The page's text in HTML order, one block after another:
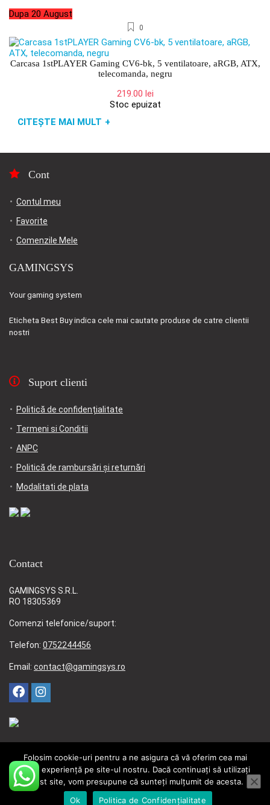
Dupa 20 August
0
Carcasa 1stPLAYER Gaming CV6-bk, 5 ventilatoare, aRGB, ATX,
telecomanda, negru
219.00 lei
Stoc epuizat
CITEȘTE MAI MULT +
Cont
Contul meu
Favorite
Comenzile Mele
GAMINGSYS
Your gaming system
Eticheta Best Buyindica cele mai cautate produse de catre clientii
nostri
Suport clienti
Politică de confidențialitate
Termeni si Conditii
ANPC
Politică de rambursări și returnări
Modalitati de plata
Contact
GAMINGSYS S.R.L.
RO 18305369
Comenzi telefonice/suport:
Telefon: 0752244456
Email: contact@gamingsys.ro
© 2006-2026 GamingSys CUI: 18305369 Reg. Com. J04/98/2006
Folosim cookie-uri pentru a ne asigura că vă oferim cea mai
bună experiență pe site-ul nostru. Dacă continuați să utilizați
acest site, vom presupune că sunteți mulțumit de acesta.
Ok
Politica de Confidențialitate